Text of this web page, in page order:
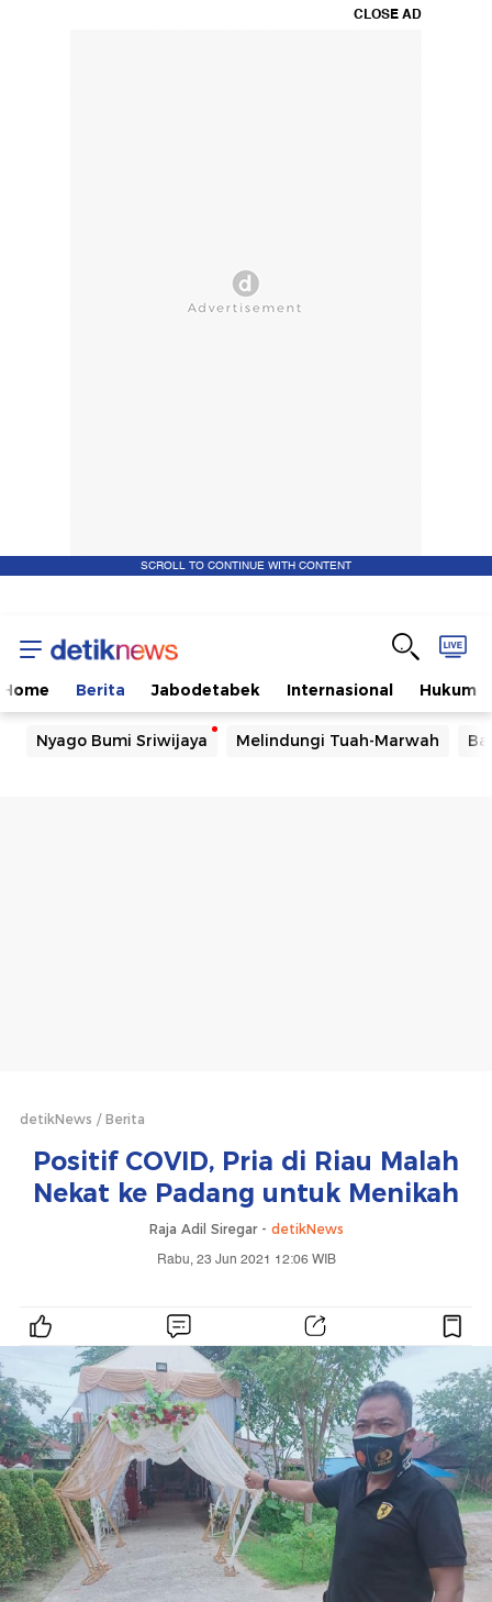
CLOSE AD
SCROLL TO CONTINUE WITH CONTENT
Home Berita Jabodetabek Internasional Hukum
Nyago Bumi Sriwijaya Melindungi Tuah-Marwah
detikNews Berita
Positif COVID, Pria di Riau Malah
Nekat ke Padang untuk Menikah
Raja Adil Siregar - detikNews
Rabu, 23 Jun 2021 12:06 WIB